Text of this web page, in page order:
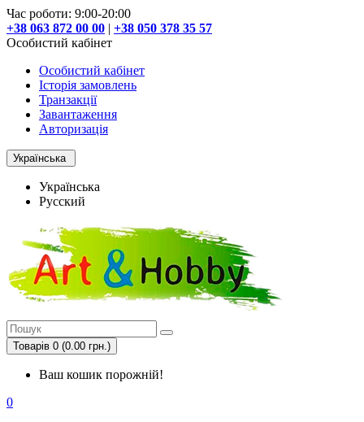
Час роботи: 9:00-20:00
+38 063 872 00 00 | +38 050 378 35 57
Особистий кабінет
Особистий кабінет
Історія замовлень
Транзакції
Завантаження
Авторизація
Українська
Українська
Русский
Товарів 0 (0.00 грн.)
Ваш кошик порожній!
0